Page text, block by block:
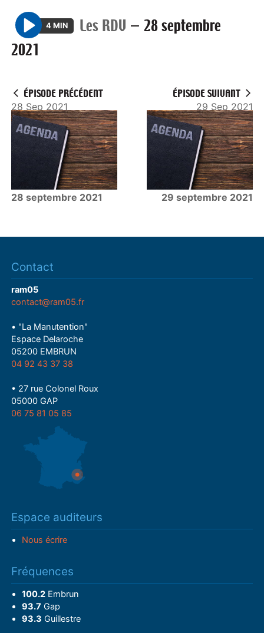
P
l
4 MIN Les RDV — 28 septembre
2021
ÉPISODE PRÉCÉDENT
28 Sep 2021
28 septembre 2021
ÉPISODE SUIVANT
29 Sep 2021
29 septembre 2021
Contact
ram05
contact@ram05.fr
• "La Manutention"
Espace Delaroche
05200 EMBRUN
04 92 43 37 38
• 27 rue Colonel Roux
05000 GAP
06 75 81 05 85
Espace auditeurs
Nous écrire
Fréquences
100.2Embrun
93.7 Gap
93.3 Guillestre